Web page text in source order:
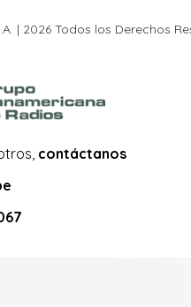
| 2026 Todos los Derechos
contáctanos